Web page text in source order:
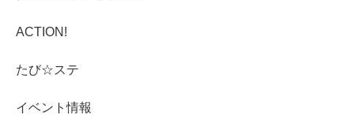
ACTION!
たび☆ステ
イベント情報